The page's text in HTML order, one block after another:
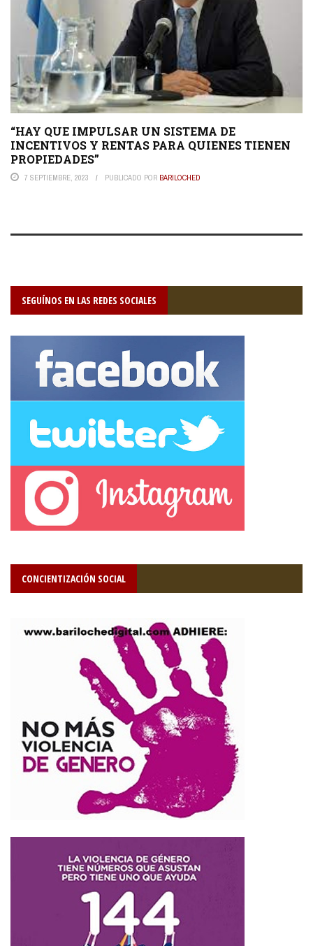
“HAY QUE IMPULSAR UN SISTEMA DE
INCENTIVOS Y RENTAS PARA QUIENES TIENEN
PROPIEDADES”
7 SEPTIEMBRE, 2023 PUBLICADO POR BARILOCHED
SEGUÍNOS EN LAS REDES SOCIALES
CONCIENTIZACIÓN SOCIAL